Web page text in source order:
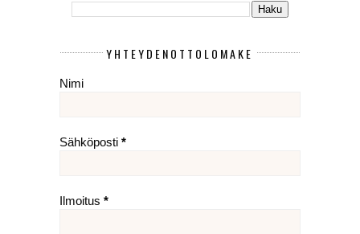
YHTEYDENOTTOLOMAKE
Nimi
Sähköposti *
Ilmoitus *